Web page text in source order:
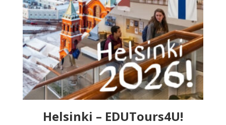
Helsinki – EDUTours4U!